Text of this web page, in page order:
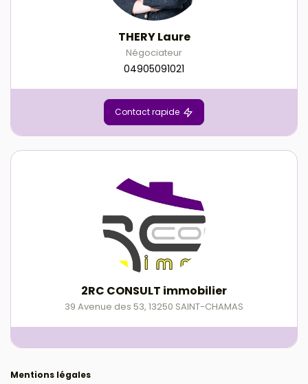
THERY Laure
Négociateur
04905091021
Contact rapide
2RC CONSULT immobilier
39 Avenue des 53, 13250 SAINT-CHAMAS
Mentions légales